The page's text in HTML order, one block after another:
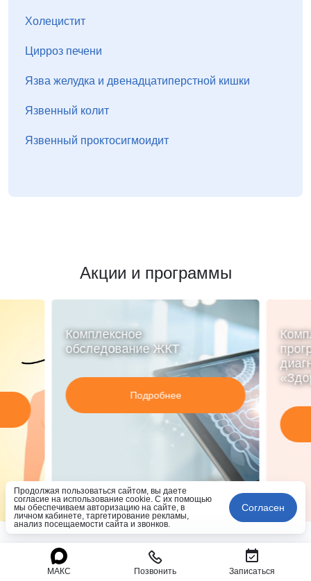
Холецистит
Цирроз печени
Язва желудка и двенадцатиперстной кишки
Язвенный колит
Язвенный проктосигмоидит
Акции и программы
Комплексное
обследование ЖКТ
Подробнее
МАКС Позвонить Записаться
Продолжая пользоваться сайтом, вы даете
согласие на использование cookie. С их помощью
мы обеспечиваем авторизацию на сайте, в
личном кабинете, таргетирование рекламы,
анализ посещаемости сайта и звонков.
Согласен